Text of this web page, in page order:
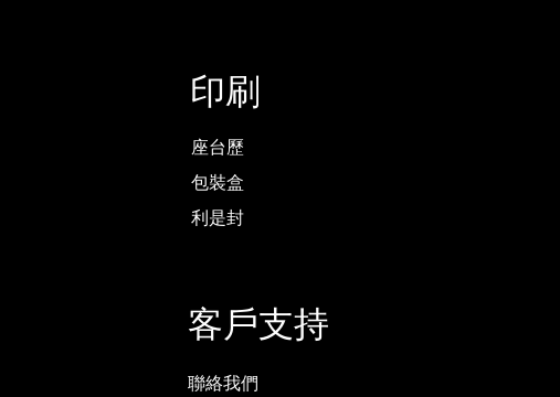
印刷
座台歷
包裝盒
利是封
客戶支持
聯絡我們